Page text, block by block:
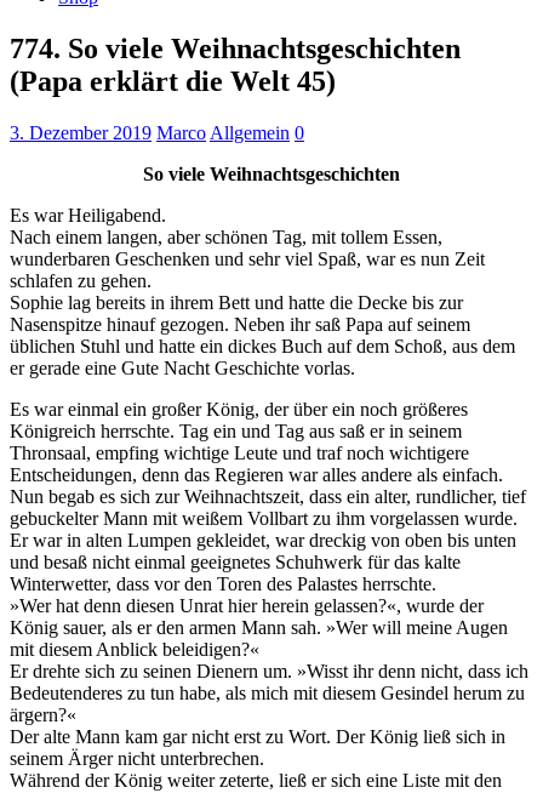
774. So viele Weihnachtsgeschichten
(Papa erklärt die Welt 45)
3. Dezember 2019 Marco Allgemein 0
So viele Weihnachtsgeschichten
Es war Heiligabend.
Nach einem langen, aber schönen Tag, mit tollem Essen,
wunderbaren Geschenken und sehr viel Spaß, war es nun Zeit
schlafen zu gehen.
Sophie lag bereits in ihrem Bett und hatte die Decke bis zur
Nasenspitze hinauf gezogen. Neben ihr saß Papa auf seinem
üblichen Stuhl und hatte ein dickes Buch auf dem Schoß, aus dem
er gerade eine Gute Nacht Geschichte vorlas.
Es war einmal ein großer König, der über ein noch größeres
Königreich herrschte. Tag ein und Tag aus saß er in seinem
Thronsaal, empfing wichtige Leute und traf noch wichtigere
Entscheidungen, denn das Regieren war alles andere als einfach.
Nun begab es sich zur Weihnachtszeit, dass ein alter, rundlicher, tief
gebuckelter Mann mit weißem Vollbart zu ihm vorgelassen wurde.
Er war in alten Lumpen gekleidet, war dreckig von oben bis unten
und besaß nicht einmal geeignetes Schuhwerk für das kalte
Winterwetter, dass vor den Toren des Palastes herrschte.
»Wer hat denn diesen Unrat hier herein gelassen?«, wurde der
König sauer, als er den armen Mann sah. »Wer will meine Augen
mit diesem Anblick beleidigen?«
Er drehte sich zu seinen Dienern um. »Wisst ihr denn nicht, dass ich
Bedeutenderes zu tun habe, als mich mit diesem Gesindel herum zu
ärgern?«
Der alte Mann kam gar nicht erst zu Wort. Der König ließ sich in
seinem Ärger nicht unterbrechen.
Während der König weiter zeterte, ließ er sich eine Liste mit den